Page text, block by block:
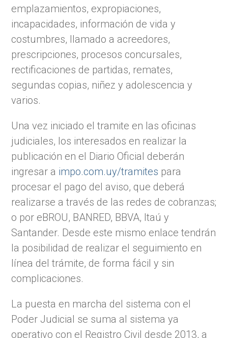
emplazamientos, expropiaciones,
incapacidades, información de vida y
costumbres, llamado a acreedores,
prescripciones, procesos concursales,
rectificaciones de partidas, remates,
segundas copias, niñez y adolescencia y
varios.
Una vez iniciado el tramite en las oficinas
judiciales, los interesados en realizar la
publicación en el Diario Oficial deberán
ingresar a impo.com.uy/tramites para
procesar el pago del aviso, que deberá
realizarse a través de las redes de cobranzas;
o por eBROU, BANRED, BBVA, Itaú y
Santander. Desde este mismo enlace tendrán
la posibilidad de realizar el seguimiento en
línea del trámite, de forma fácil y sin
complicaciones.
La puesta en marcha del sistema con el
Poder Judicial se suma al sistema ya
operativo con el Registro Civil desde 2013, a